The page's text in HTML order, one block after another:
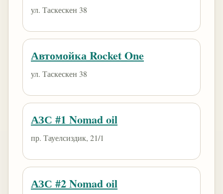
ул. Таскескен 38
Автомойка Rocket One
ул. Таскескен 38
АЗС #1 Nomad oil
пр. Тауелсиздик, 21/1
АЗС #2 Nomad oil